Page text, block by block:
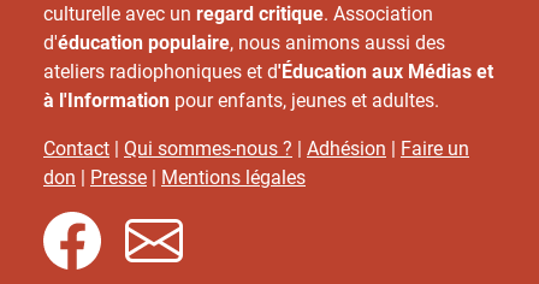
culturelle avec un regard critique. Association
d'éducation populaire, nous animons aussi des
ateliers radiophoniques et d'Éducation aux Médias et
à l'Information pour enfants, jeunes et adultes.
Contact | Qui sommes-nous ? | Adhésion | Faire un
don | Presse | Mentions légales